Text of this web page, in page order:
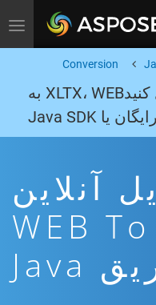
Toggle navigation
Conversion
Webpage را به تبدیل کنیدXLTX، WEB به
آنلاین
رایگان WEB To